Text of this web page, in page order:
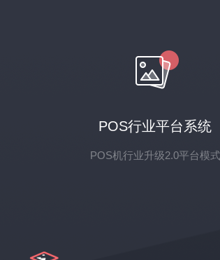
POS行业平台系统
POS机行业升级2.0平台模式